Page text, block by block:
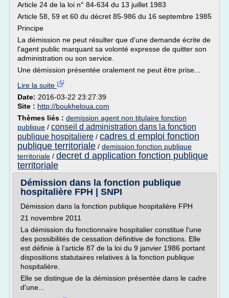
Article 24 de la loi n° 84-634 du 13 juillet 1983
Article 58, 59 et 60 du décret 85-986 du 16 septembre 1985
Principe
La démission ne peut résulter que d'une demande écrite de
l'agent public marquant sa volonté expresse de quitter son
administration ou son service.
Une démission présentée oralement ne peut être prise...
Lire la suite
Date: 2016-03-22 23:27:39
Site : http://boukheloua.com
Thèmes liés : demission agent non titulaire fonction
publique / conseil d administration dans la fonction
publique hospitaliere / cadres d emploi fonction
publique territoriale / demission fonction publique
territoriale / decret d application fonction publique
territoriale
Démission dans la fonction publique
hospitalière FPH | SNPI
Démission dans la fonction publique hospitalière FPH
21 novembre 2011
La démission du fonctionnaire hospitalier constitue l'une
des possibilités de cessation définitive de fonctions. Elle
est définie à l'article 87 de la loi du 9 janvier 1986 portant
dispositions statutaires relatives à la fonction publique
hospitalière.
Elle se distingue de la démission présentée dans le cadre
d'une...